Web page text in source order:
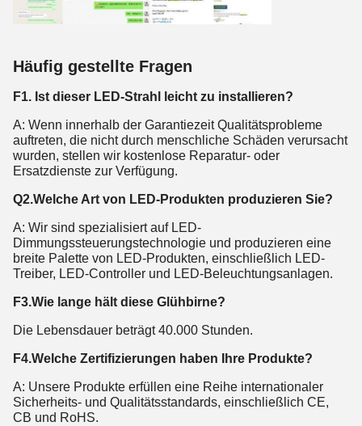
Häufig gestellte Fragen
F1. Ist dieser LED-Strahl leicht zu installieren?
A: Wenn innerhalb der Garantiezeit Qualitätsprobleme
auftreten, die nicht durch menschliche Schäden verursacht
wurden, stellen wir kostenlose Reparatur- oder
Ersatzdienste zur Verfügung.
Q2.Welche Art von LED-Produkten produzieren Sie?
A: Wir sind spezialisiert auf LED-
Dimmungssteuerungstechnologie und produzieren eine
breite Palette von LED-Produkten, einschließlich LED-
Treiber, LED-Controller und LED-Beleuchtungsanlagen.
F3.Wie lange hält diese Glühbirne?
Die Lebensdauer beträgt 40.000 Stunden.
F4.Welche Zertifizierungen haben Ihre Produkte?
A: Unsere Produkte erfüllen eine Reihe internationaler
Sicherheits- und Qualitätsstandards, einschließlich CE,
CB und RoHS.